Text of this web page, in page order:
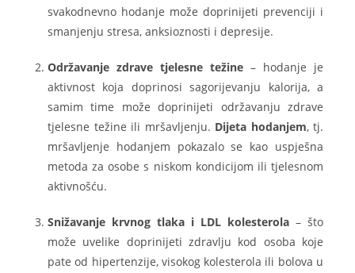
svakodnevno hodanje može doprinijeti prevenciji i
smanjenju stresa, anksioznosti i depresije.
Održavanje zdrave tjelesne težine – hodanje je
aktivnost koja doprinosi sagorijevanju kalorija, a
samim time može doprinijeti održavanju zdrave
tjelesne težine ili mršavljenju. Dijeta hodanjem, tj.
mršavljenje hodanjem pokazalo se kao uspješna
metoda za osobe s niskom kondicijom ili tjelesnom
aktivnošću.
Snižavanje krvnog tlaka i LDL kolesterola – što
može uvelike doprinijeti zdravlju kod osoba koje
pate od hipertenzije, visokog kolesterola ili bolova u